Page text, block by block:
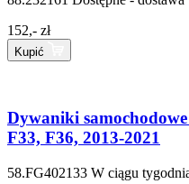
152,- zł
Kupić
Dywaniki
F33, F36, 2013-2021
58.FG402133 W ciągu